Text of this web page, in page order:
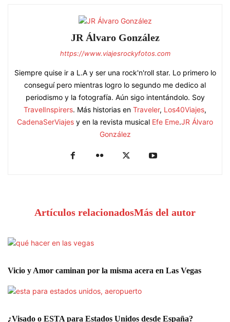
JR Álvaro González
https://www.viajesrockyfotos.com
Siempre quise ir a L.A y ser una rock'n'roll star. Lo primero lo
conseguí pero mientras logro lo segundo me dedico al
periodismo y la fotografía. Aún sigo intentándolo. Soy
TravelInspirers. Más historias en Traveler, Los40Viajes,
CadenaSerViajes y en la revista musical Efe Eme.JR Álvaro
González
Artículos relacionadosMás del autor
Vicio y Amor caminan por la misma acera en Las Vegas
¿Visado o ESTA para Estados Unidos desde España?